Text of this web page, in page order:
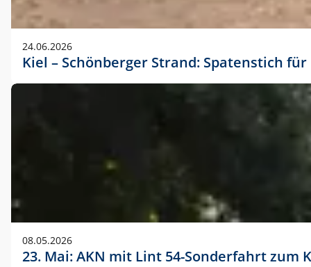
24.06.2026
Kiel – Schönberger Strand: Spatenstich
08.05.2026
23. Mai: AKN mit Lint 54-Sonderfahrt